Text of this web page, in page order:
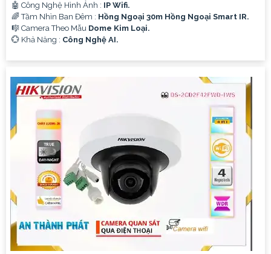
🤖️ Công Nghệ Hình Ảnh : IP Wifi.
🌈 Tầm Nhìn Ban Đêm : Hồng Ngoại 30m Hồng Ngoại Smart IR.
🎼️ Camera Theo Mẫu Dome Kim Loại.
️💮 Khả Năng : Công Nghệ AI.